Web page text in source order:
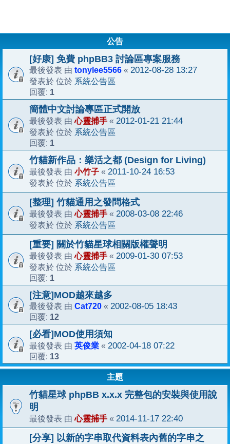
公告
[好康] 免費 phpBB3 討論區專案服務
最後發表 由 tonylee5566 « 2012-08-28 13:27
發表於 位於 系統公告區
回覆: 1
簡體中文討論專區正式開放
最後發表 由心靈捕手 « 2012-01-21 21:44
發表於 位於 系統公告區
回覆: 1
竹貓新作品：樂活之都 (Design for Living)
最後發表 由 小竹子 « 2011-10-24 16:53
發表於 位於 系統公告區
[整理] 竹貓通用之發問格式
最後發表 由心靈捕手 « 2008-03-08 22:46
發表於 位於 系統公告區
[重要] 關於竹貓星球相關版權聲明
最後發表 由心靈捕手 « 2009-01-30 07:53
發表於 位於 系統公告區
回覆: 1
[注意]MOD越來越多
最後發表 由 Cat720 « 2002-08-05 18:43
回覆: 12
[必看]MOD使用須知
最後發表 由 英俊業 « 2002-04-18 07:22
回覆: 13
主題
竹貓星球 phpBB x.x.x 完整包的安裝與使用說
明
最後發表 由心靈捕手 « 2014-11-17 22:40
[分享] 以新的字串取代資料表內舊的字串之